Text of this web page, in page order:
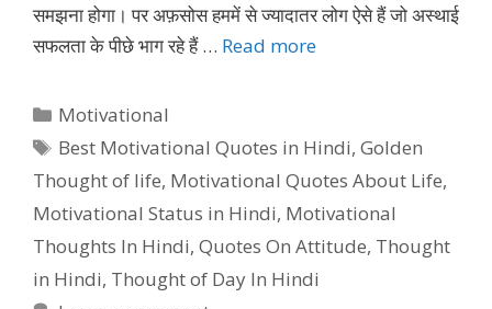
समझना होगा। पर अफ़सोस हममें से ज्यादातर लोग ऐसे हैं जो अस्थाई
सफलता के पीछे भाग रहे हैं … Read more
Categories
Motivational
Tags
Best Motivational Quotes in Hindi,Golden
Thought of life, Motivational Quotes About Life,
Motivational Status in Hindi, Motivational
Thoughts In Hindi, Quotes On Attitude, Thought
in Hindi, Thought of Day In Hindi